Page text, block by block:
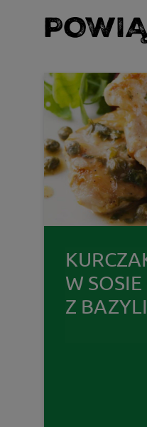
W
Z